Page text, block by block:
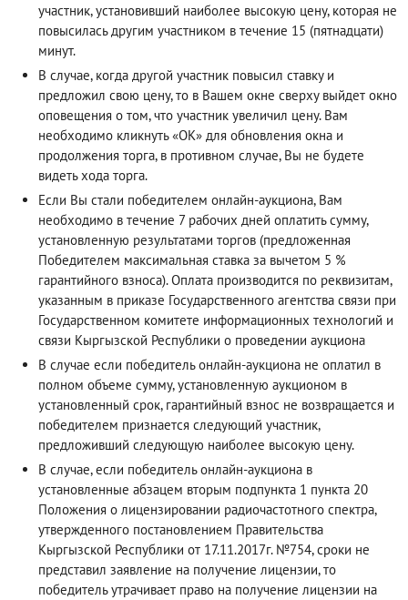
участник, установивший наиболее высокую цену, которая не
повысилась другим участником в течение 15 (пятнадцати)
минут.
В случае, когда другой участник повысил ставку и
предложил свою цену, то в Вашем окне сверху выйдет окно
оповещения о том, что участник увеличил цену. Вам
необходимо кликнуть «ОК» для обновления окна и
продолжения торга, в противном случае, Вы не будете
видеть хода торга.
Если Вы стали победителем онлайн-аукциона, Вам
необходимо в течение 7 рабочих дней оплатить сумму,
установленную результатами торгов (предложенная
Победителем максимальная ставка за вычетом 5 %
гарантийного взноса). Оплата производится по реквизитам,
указанным в приказе Государственного агентства связи при
Государственном комитете информационных технологий и
связи Кыргызской Республики о проведении аукциона
В случае если победитель онлайн-аукциона не оплатил в
полном объеме сумму, установленную аукционом в
установленный срок, гарантийный взнос не возвращается и
победителем признается следующий участник,
предложивший следующую наиболее высокую цену.
В случае, если победитель онлайн-аукциона в
установленные абзацем вторым подпункта 1 пункта 20
Положения о лицензировании радиочастотного спектра,
утвержденного постановлением Правительства
Кыргызской Республики от 17.11.2017г. №754, сроки не
представил заявление на получение лицензии, то
победитель утрачивает право на получение лицензии на